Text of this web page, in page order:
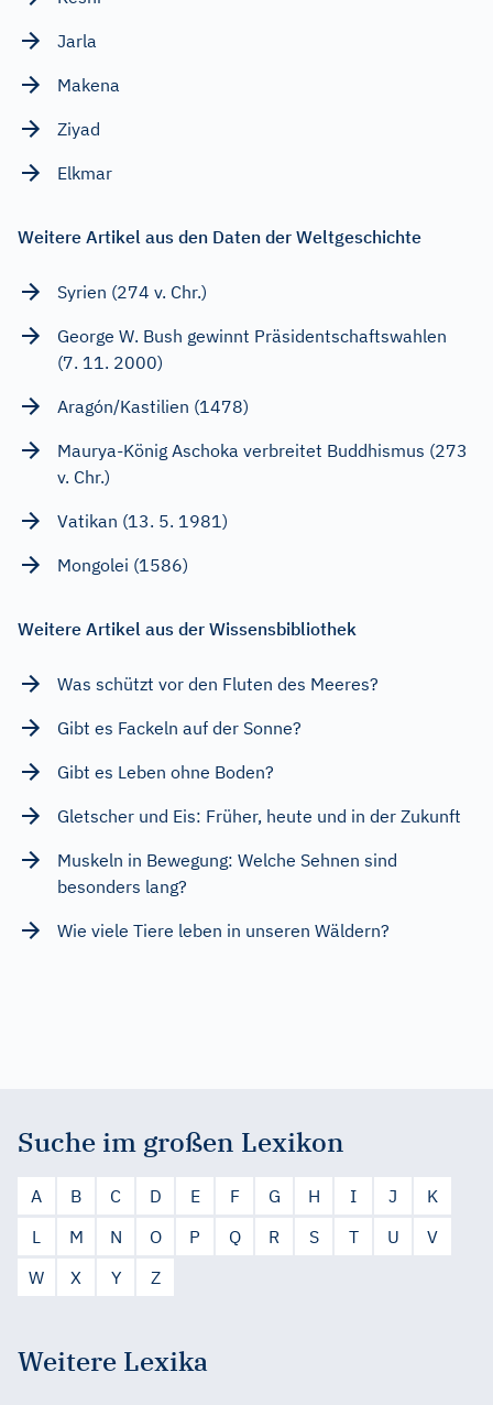
Jarla
Makena
Ziyad
Elkmar
Weitere Artikel aus den Daten der Weltgeschichte
Syrien (274 v. Chr.)
George W. Bush gewinnt Präsidentschaftswahlen
(7. 11. 2000)
Aragón/Kastilien (1478)
Maurya-König Aschoka verbreitet Buddhismus (273
v. Chr.)
Vatikan (13. 5. 1981)
Mongolei (1586)
Weitere Artikel aus der Wissensbibliothek
Was schützt vor den Fluten des Meeres?
Gibt es Fackeln auf der Sonne?
Gibt es Leben ohne Boden?
Gletscher und Eis: Früher, heute und in der Zukunft
Muskeln in Bewegung: Welche Sehnen sind
besonders lang?
Wie viele Tiere leben in unseren Wäldern?
Suche im großen Lexikon
A B C D E F G H I J
K
L
M N O P Q R S T U
V
W
X Y Z
Weitere Lexika